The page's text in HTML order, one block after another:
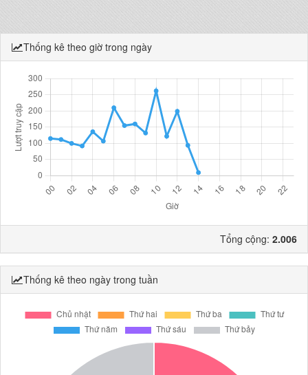
Thống kê theo giờ trong ngày
Tổng cộng: 2.006
Thống kê theo ngày trong tuần